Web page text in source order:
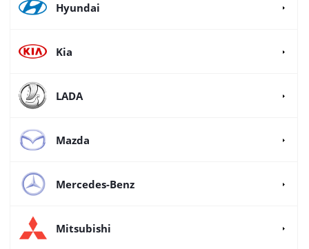
Hyundai
Kia
LADA
Mazda
Mercedes-Benz
Mitsubishi